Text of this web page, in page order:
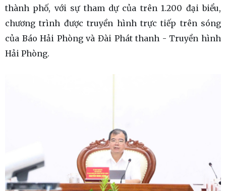
thành phố, với sự tham dự của trên 1.200 đại biểu,
chương trình được truyền hình trực tiếp trên sóng
của Báo Hải Phòng và Đài Phát thanh - Truyền hình
Hải Phòng.